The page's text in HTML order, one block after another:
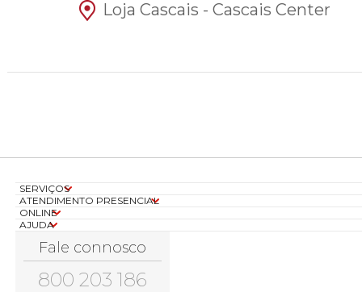
Loja Cascais - Cascais Center
SERVIÇOS
ATENDIMENTO PRESENCIAL
ONLINE
AJUDA
Fale connosco
800 203 186